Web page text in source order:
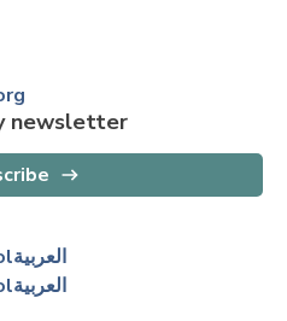
newsletter
العربية
العربية